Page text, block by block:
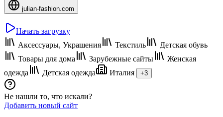
julian-fashion.com
Начать загрузку
Аксессуары, Украшения
Текстиль
Детская обувь
Товары для дома
Зарубежные сайты
Женская
одежда
Детская одежда Италия +3
Не нашли то, что искали?
Добавить новый сайт